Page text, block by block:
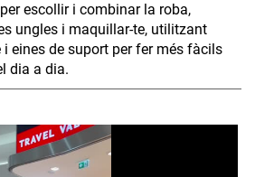
escollir i combinar la roba,
ungles i maquillar-te, utilitzant
i eines de suport per fer més fàcils
dia a dia.